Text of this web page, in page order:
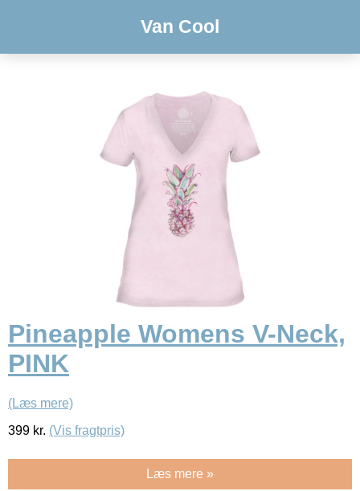
Van Cool
Pineapple Womens V-Neck,
PINK
(Læs mere)
399 kr. (Vis fragtpris)
Læs mere »